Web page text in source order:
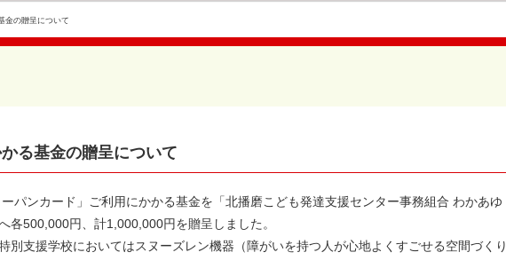
金の贈呈について
る基金の贈呈について
パンカード」ご利用にかかる基金を「北播磨こども発達支援センター事務組合 わかあゆ
各500,000円、計1,000,000円を贈呈しました。
別支援学校においてはスヌーズレン機器（障がいを持つ人が心地よくすごせる空間づくり